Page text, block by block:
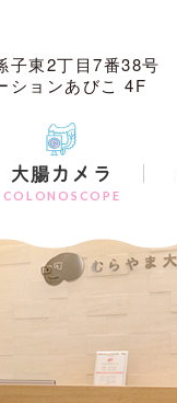
子東2丁目7番38号
ションあびこ 4F
大腸カメラ
COLONOSCOPE